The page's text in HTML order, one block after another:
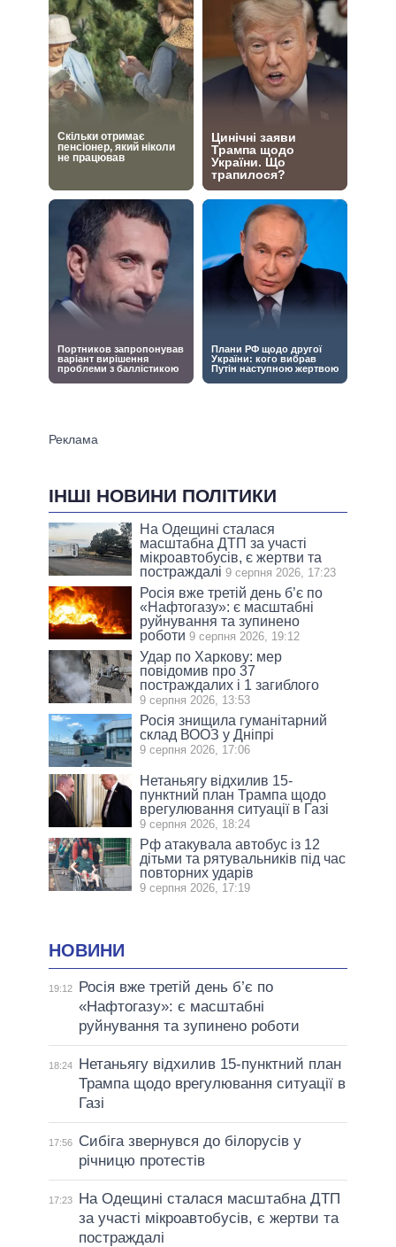
ІНШІ НОВИНИ ПОЛІТИКИ
На Одещині сталася
масштабна ДТП за участі
мікроавтобусів, є жертви та
постраждалі 9 серпня 2026, 17:23
Росія вже третій день б’є по
«Нафтогазу»: є масштабні
руйнування та зупинено
роботи 9 серпня 2026, 19:12
Удар по Харкову: мер
повідомив про 37
постраждалих і 1 загиблого
9 серпня 2026, 13:53
Росія знищила гуманітарний
склад ВООЗ у Дніпрі
9 серпня 2026, 17:06
Нетаньягу відхилив 15-
пунктний план Трампа щодо
врегулювання ситуації в Газі
9 серпня 2026, 18:24
Рф атакувала автобус із 12
дітьми та рятувальників під час
повторних ударів
9 серпня 2026, 17:19
НОВИНИ
19:12
Росія вже третій день б’є по
«Нафтогазу»: є масштабні
руйнування та зупинено роботи
18:24
Нетаньягу відхилив 15-пунктний план
Трампа щодо врегулювання ситуації в
Газі
17:56
Сибіга звернувся до білорусів у
річницю протестів
17:23
На Одещині сталася масштабна ДТП
за участі мікроавтобусів, є жертви та
постраждалі